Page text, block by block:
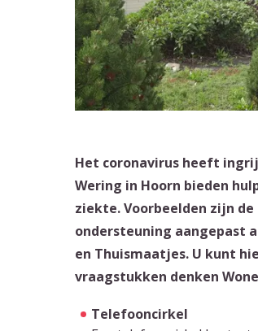
Het coronavirus heeft
Wering in Hoorn bieden
ziekte. Voorbeelden zijn
ondersteuning aangepast
en Thuismaatjes. U kunt
vraagstukken denken
Telefooncirkel